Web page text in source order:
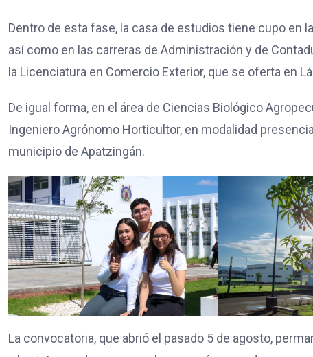
Dentro de esta fase, la casa de estudios tiene cupo en
así como en las carreras de Administración y de
la Licenciatura en Comercio Exterior, que se oferta en
De igual forma, en el área de Ciencias Biológico
Ingeniero Agrónomo Horticultor, en modalidad
municipio de Apatzingán.
La convocatoria, que abrió el pasado 5 de agosto,